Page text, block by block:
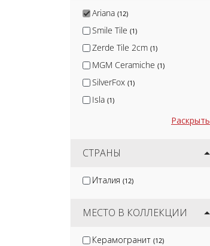
Ariana (12)
Smile Tile (1)
Zerde Tile 2cm (1)
MGM Ceramiche (1)
SilverFox (1)
Isla (1)
Protiles
Kirovit (2)
Раскрыть
СТРАНЫ
Италия (12)
МЕСТО В КОЛЛЕКЦИИ
Керамогранит (12)